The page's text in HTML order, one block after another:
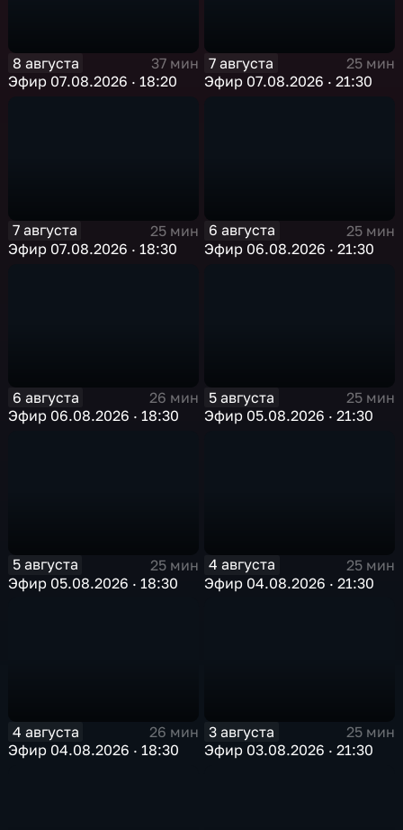
8 августа
37 мин
Эфир 07.08.2026 · 18:20
7 августа
25 мин
Эфир 07.08.2026 · 21:30
7 августа
25 мин
Эфир 07.08.2026 · 18:30
6 августа
25 мин
Эфир 06.08.2026 · 21:30
6 августа
26 мин
Эфир 06.08.2026 · 18:30
5 августа
25 мин
Эфир 05.08.2026 · 21:30
5 августа
25 мин
Эфир 05.08.2026 · 18:30
4 августа
25 мин
Эфир 04.08.2026 · 21:30
4 августа
26 мин
Эфир 04.08.2026 · 18:30
3 августа
25 мин
Эфир 03.08.2026 · 21:30